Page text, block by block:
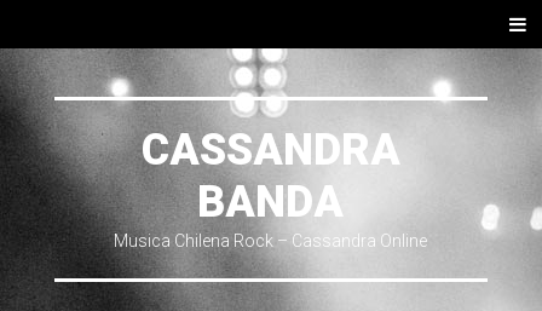
CASSANDRA
BANDA
Musica Chilena Rock – Cassandra Online